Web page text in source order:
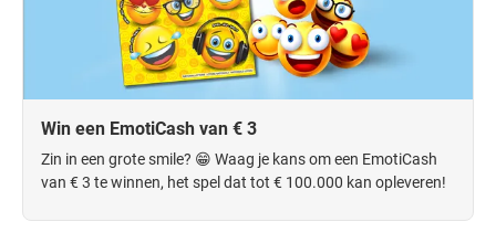
Win een EmotiCash van € 3
Zin in een grote smile? 😁 Waag je kans om een EmotiCash
van € 3 te winnen, het spel dat tot € 100.000 kan opleveren!